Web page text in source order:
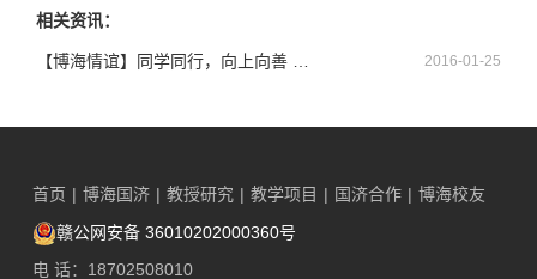
相关资讯：
2016-01-25
首页 | 博海国济 | 教授研究 | 教学项目 | 国济合作 | 博海校友
赣公网安备 36010202000360号
电 话：18702508010